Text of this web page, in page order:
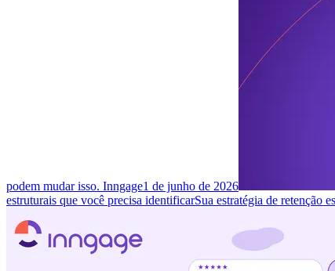
podem mudar isso. Inngage1 de junho de 2026
estruturais que você precisa identificarSua estratégia de retenção